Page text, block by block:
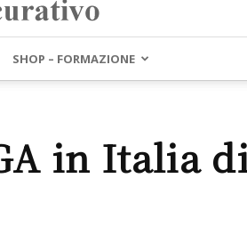
SHOP – FORMAZIONE
in Italia